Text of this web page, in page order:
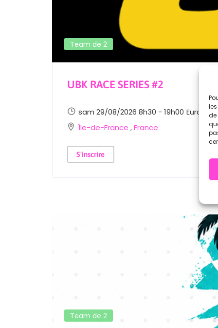
de
Team de 2
UBK RACE SERIES #2
sam 29/08/2026 8h30 - 19h00 Europe/
Île-de-France ,France
S'inscrire
Team de 2